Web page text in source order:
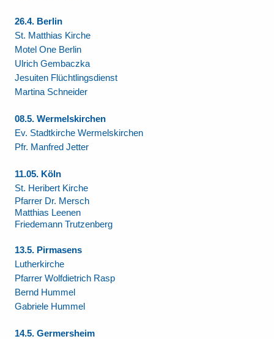
26.4. Berlin
St. Matthias Kirche
Motel One Berlin
Ulrich Gembaczka
Jesuiten Flüchtlingsdienst
Martina Schneider
08.5. Wermelskirchen
Ev. Stadtkirche Wermelskirchen
Pfr. Manfred Jetter
11.05. Köln
St. Heribert Kirche
Pfarrer Dr. Mersch
Matthias Leenen
Friedemann Trutzenberg
13.5. Pirmasens
Lutherkirche
Pfarrer Wolfdietrich Rasp
Bernd Hummel
Gabriele Hummel
14.5. Germersheim